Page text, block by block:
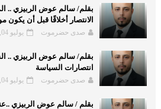
بقلم/ سالم عوض الربيزي ..
الانتصار أخلاقًا قبل أن يكون موقفًا
صدى حضرموت يوليو 04, 2026
بقلم/ سالم عوض الربيزي ..
انتصارات السياسة
صدى حضرموت يوليو 04, 2026
بقلم / سالم عوض الربيزي